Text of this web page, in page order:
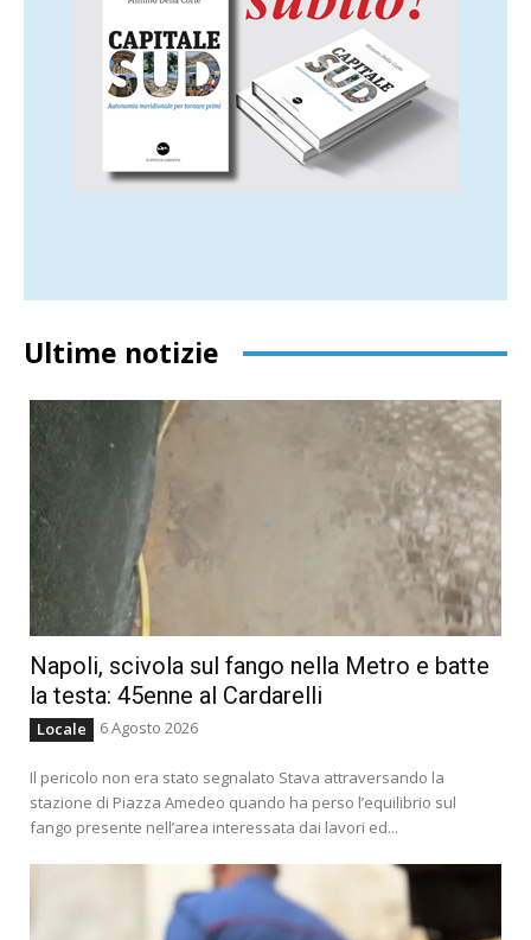
Ultime notizie
Napoli, scivola sul fango nella Metro e batte
la testa: 45enne al Cardarelli
Locale 6 Agosto 2026
Il pericolo non era stato segnalato Stava attraversando la
stazione di Piazza Amedeo quando ha perso l’equilibrio sul
fango presente nell’area interessata dai lavori ed...